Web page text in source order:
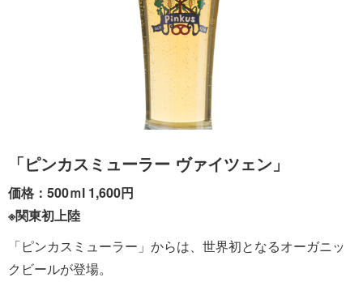
「ピンカスミューラー ヴァイツェン」
価格：500ｍl 1,600円
※関東初上陸
「ピンカスミューラー」からは、世界初となるオーガニッ
クビールが登場。